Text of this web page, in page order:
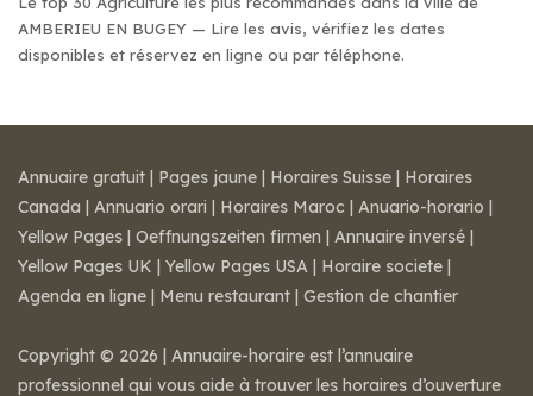
AMBERIEU EN BUGEY — Lire les avis, vérifiez les dates
disponibles et réservez en ligne ou par téléphone.
Annuaire gratuit | Pages jaune | Horaires Suisse | Horaires
Canada | Annuario orari | Horaires Maroc | Anuario-horario |
Yellow Pages | Oeffnungszeiten firmen | Annuaire inversé |
Yellow Pages UK | Yellow Pages USA | Horaire societe |
Agenda en ligne | Menu restaurant | Gestion de chantier
Copyright © 2026 | Annuaire-horaire est l’annuaire
professionnel qui vous aide à trouver les horaires d’ouverture